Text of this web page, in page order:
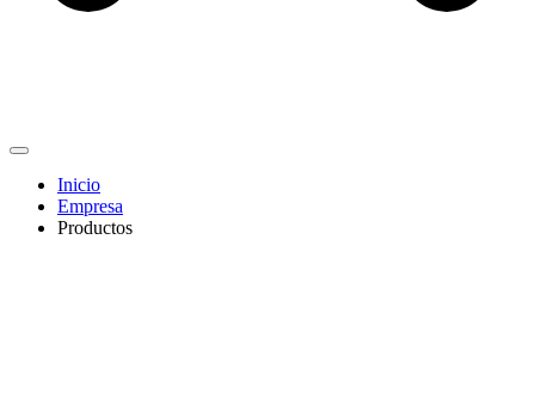
Inicio
Empresa
Productos